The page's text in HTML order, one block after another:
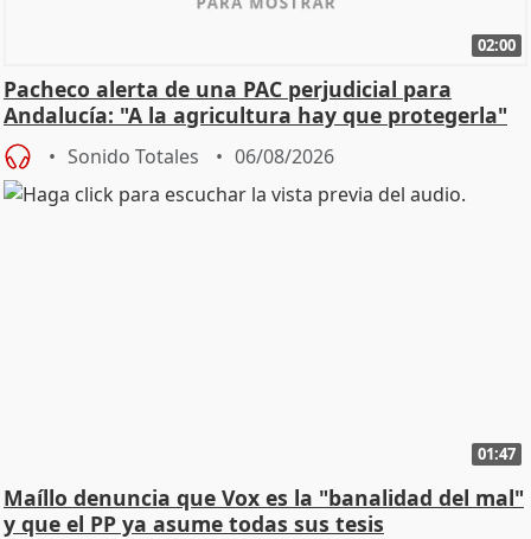
02:00
Pacheco alerta de una PAC perjudicial para
Andalucía: "A la agricultura hay que protegerla"
Sonido Totales 06/08/2026
01:47
Maíllo denuncia que Vox es la "banalidad del mal"
y que el PP ya asume todas sus tesis